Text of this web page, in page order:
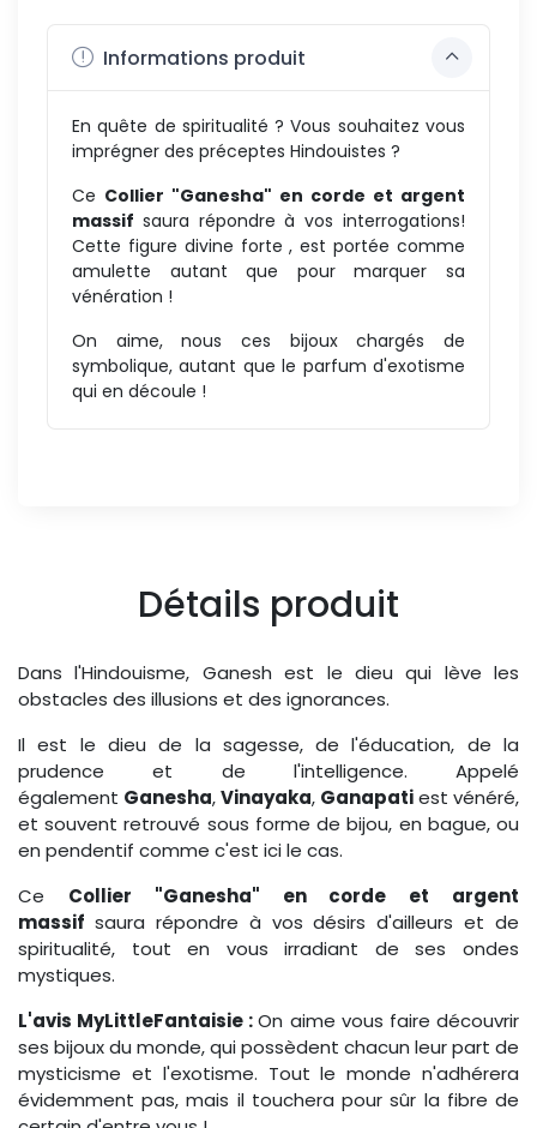
Informations produit
En quête de spiritualité ? Vous souhaitez vous
imprégner des préceptes Hindouistes ?
Ce Collier "Ganesha" en corde et argent
massif saura répondre à vos interrogations!
Cette figure divine forte , est portée comme
amulette autant que pour marquer sa
vénération !
On aime, nous ces bijoux chargés de
symbolique, autant que le parfum d'exotisme
qui en découle !
Détails produit
Dans l'Hindouisme, Ganesh est le dieu qui lève les
obstacles des illusions et des ignorances.
Il est le dieu de la sagesse, de l'éducation, de la
prudence et de l'intelligence. Appelé
également Ganesha,Vinayaka, Ganapatiest vénéré,
et souvent retrouvé sous forme de bijou, en bague, ou
en pendentif comme c'est ici le cas.
Ce Collier "Ganesha" en corde et argent
massif saura répondre à vos désirs d'ailleurs et de
spiritualité, tout en vous irradiant de ses ondes
mystiques.
L'avis MyLittleFantaisie :On aime vous faire découvrir
ses bijoux du monde, qui possèdent chacun leur part de
mysticisme et l'exotisme. Tout le monde n'adhérera
évidemment pas, mais il touchera pour sûr la fibre de